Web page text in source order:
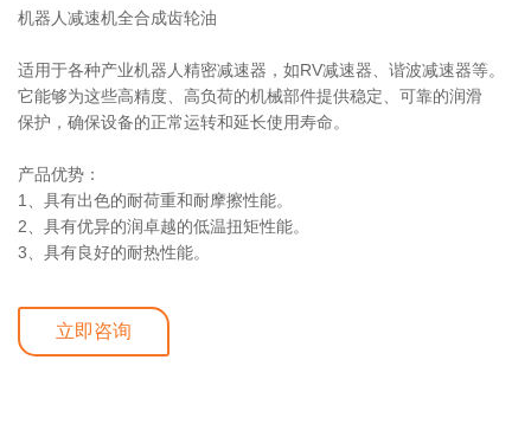
深圳市南山区前海路振业国际商务中心21楼2102
脂
机器人减速机全合成齿轮油
适用于各种产业机器人精密减速器，如RV减速器、谐波减速器等。
它能够为这些高精度、高负荷的机械部件提供稳定、可靠的润滑
保护，确保设备的正常运转和延长使用寿命。
产品优势：
1、具有出色的耐荷重和耐摩擦性能。
2、具有优异的润卓越的低温扭矩性能。
3、具有良好的耐热性能。
立即咨询